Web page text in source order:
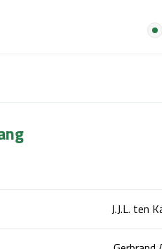
J.J.L. ten